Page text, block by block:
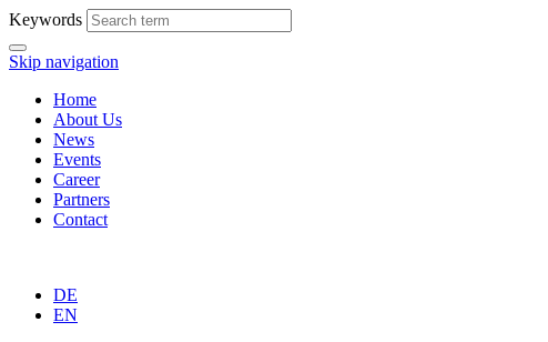
Keywords
Skip navigation
Home
About Us
News
Events
Career
Partners
Contact
DE
EN